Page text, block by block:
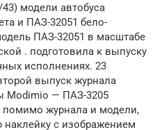
модели автобуса
и ПАЗ-32051 бело-
ПАЗ-32051 в масштабе
. подготовила к выпуску
исполнениях. 23
выпуск журнала
Modimio — ПАЗ-3205
помимо журнала и модели,
наклейку с изображением